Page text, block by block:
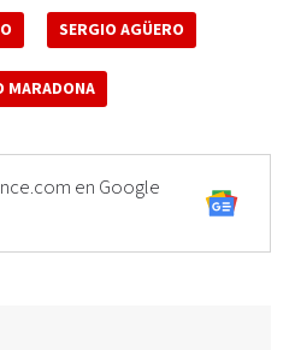
SERGIO AGÜERO
MARADONA
en Google